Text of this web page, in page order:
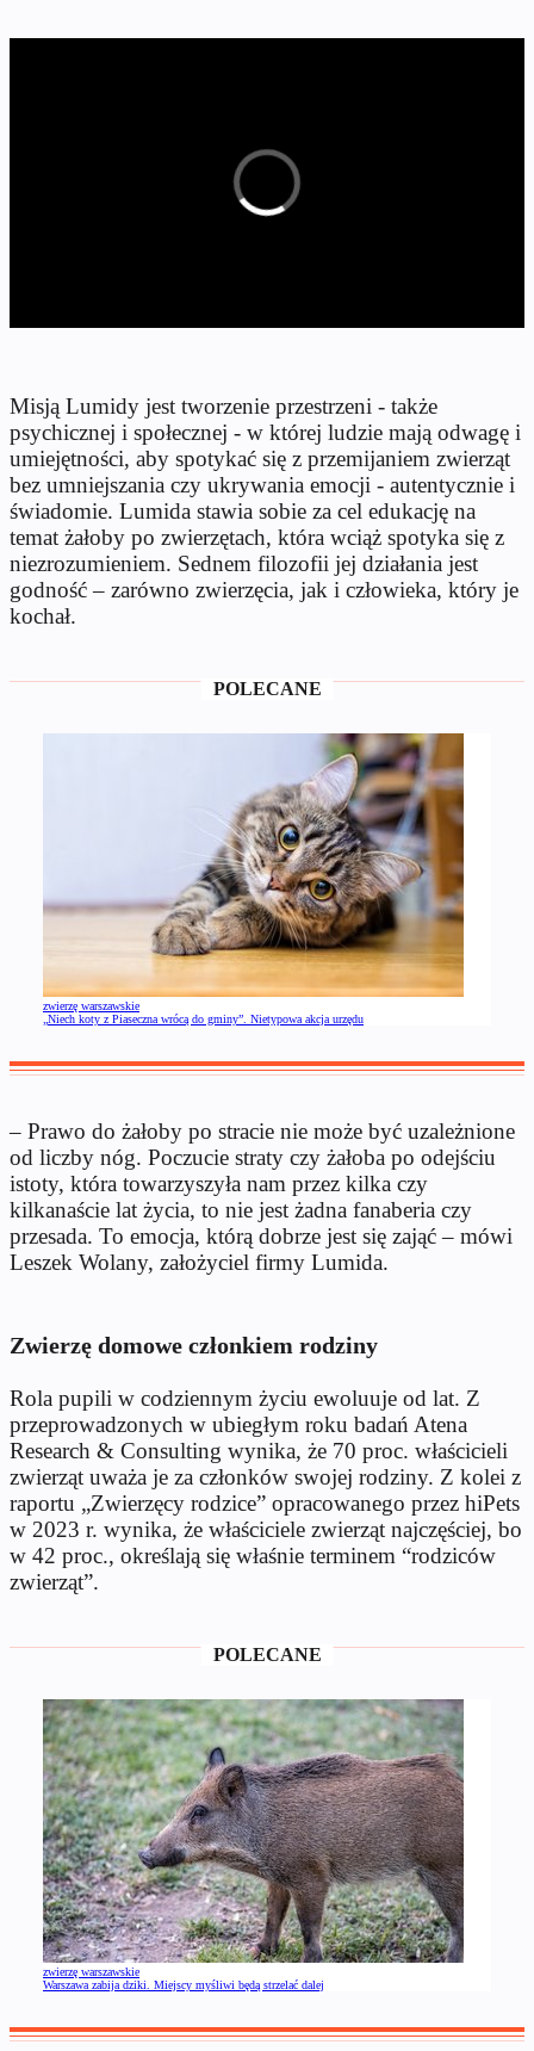
Misją Lumidy jest tworzenie przestrzeni - także
psychicznej i społecznej - w której ludzie mają odwagę i
umiejętności, aby spotykać się z przemijaniem zwierząt
bez umniejszania czy ukrywania emocji - autentycznie i
świadomie. Lumida stawia sobie za cel edukację na
temat żałoby po zwierzętach, która wciąż spotyka się z
niezrozumieniem. Sednem filozofii jej działania jest
godność – zarówno zwierzęcia, jak i człowieka, który je
kochał.
POLECANE
zwierzę warszawskie
„Niech koty z Piaseczna wrócą do gminy”. Nietypowa akcja urzędu
– Prawo do żałoby po stracie nie może być uzależnione
od liczby nóg. Poczucie straty czy żałoba po odejściu
istoty, która towarzyszyła nam przez kilka czy
kilkanaście lat życia, to nie jest żadna fanaberia czy
przesada. To emocja, którą dobrze jest się zająć – mówi
Leszek Wolany, założyciel firmy Lumida.
Zwierzę domowe członkiem rodziny
Rola pupili w codziennym życiu ewoluuje od lat. Z
przeprowadzonych w ubiegłym roku badań Atena
Research & Consulting wynika, że 70 proc. właścicieli
zwierząt uważa je za członków swojej rodziny. Z kolei z
raportu „Zwierzęcy rodzice” opracowanego przez hiPets
w 2023 r. wynika, że właściciele zwierząt najczęściej, bo
w 42 proc., określają się właśnie terminem “rodziców
zwierząt”.
POLECANE
zwierzę warszawskie
Warszawa zabija dziki. Miejscy myśliwi będą strzelać dalej